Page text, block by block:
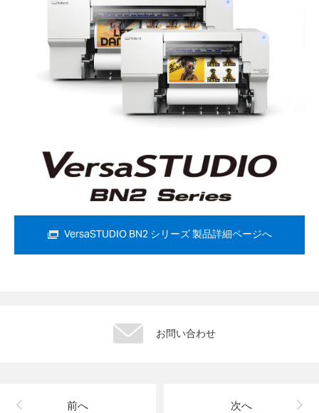
VersaSTUDIO BN2 シリーズ 製品詳細ページへ
お問い合わせ
前へ 次へ